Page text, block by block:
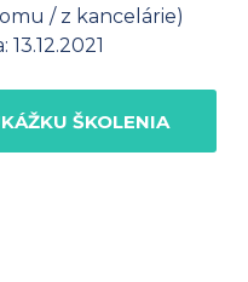
/ z kancelárie)
ŠKOLENIA